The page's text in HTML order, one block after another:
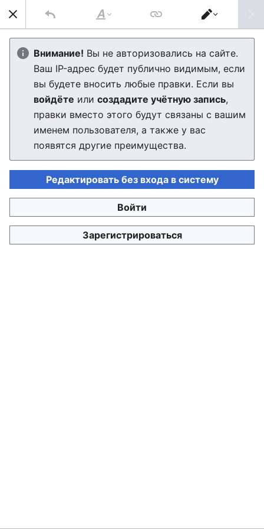
J2MEdia
Nokia LPS-4
Редактор скоро загрузится. Если через несколько
секунд вы будете по-прежнему видеть это
сообщение, пожалуйста,обновите страницу .
J2MEdia
Политика конфиденциальности Настольная версия
Стиль
текста
Переключить
редактор
Внимание! Вы не авторизовались на сайте.
Ваш IP-адрес будет публично видимым, если
вы будете вносить любые правки. Если вы
войдёте или создадите учётную запись,
правки вместо этого будут связаны с вашим
именем пользователя, а также у вас
появятся другие преимущества.
Редактировать без входа в систему
Войти
Зарегистрироваться